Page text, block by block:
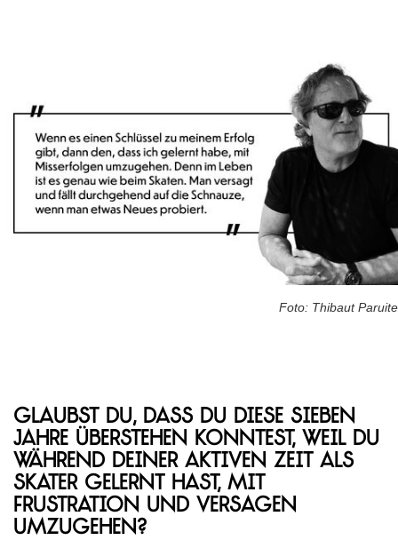
Foto: Thibaut Paruite
Glaubst du, dass du diese sieben
Jahre überstehen konntest, weil du
während deiner aktiven Zeit als
Skater gelernt hast, mit
Frustration und Versagen
umzugehen?